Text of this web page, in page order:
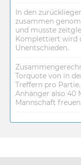
In den
zusammen
und musste
Komplettiert wird
Unentschieden.
Torquote von in
Treffern pro
Anhänger also 40
Mannschaft freuen.